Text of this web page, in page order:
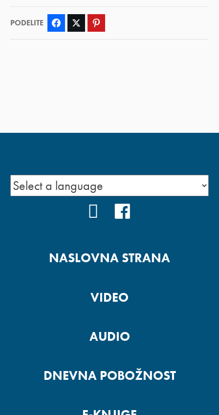
PODELITE Facebook Twitter
YOUTUBE
NASLOVNA STRANA
VIDEO
AUDIO
DNEVNA POBOŽNOST